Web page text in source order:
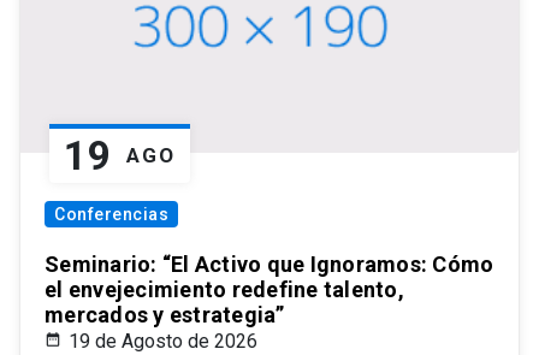
19 AGO
Conferencias
Seminario: “El Activo que Ignoramos: Cómo
el envejecimiento redefine talento,
mercados y estrategia”
19 de Agosto de 2026